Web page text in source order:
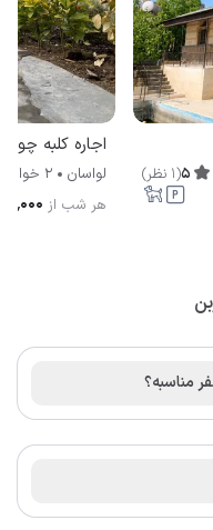
5
(
1 نظر)
اجاره کلبه
لواسان
2 خوابه
هر شب از
مناسبه؟